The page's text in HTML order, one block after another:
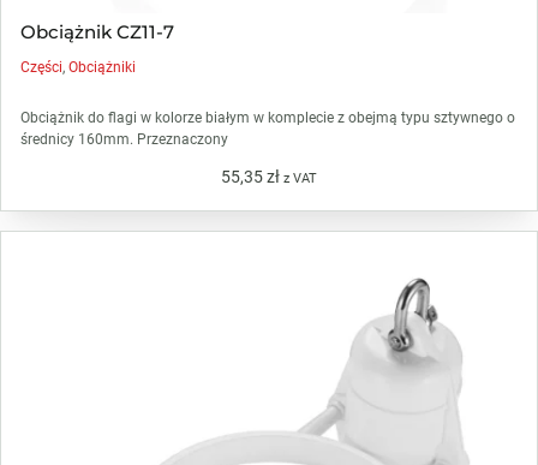
Obciążnik CZ11-7
Części,Obciążniki
Obciążnik do flagi w kolorze białym w komplecie z obejmą typu sztywnego o
średnicy 160mm. Przeznaczony
55,35zł z VAT